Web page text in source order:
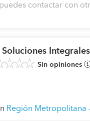
contactar con
Soluciones
Sin opiniones
Región Metropolitana